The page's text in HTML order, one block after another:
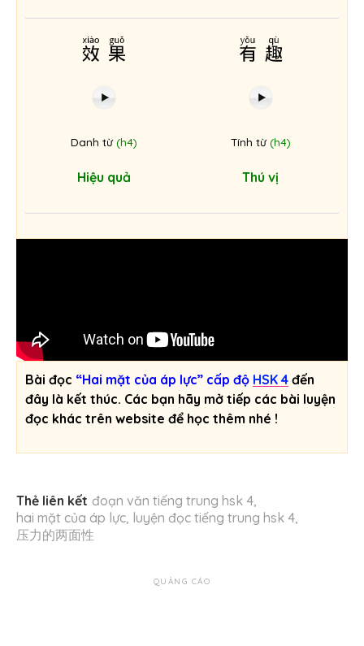
效果
Danh từ (h4)
Hiệu quả
有趣
Tính từ (h4)
Thú vị
Bài đọc “Hai mặt của áp lực” cấp độ HSK 4 đến
đây là kết thúc. Các bạn hãy mở tiếp các bài luyện
đọc khác trên website để học thêm nhé !
Thẻ liên kết đoạn văn tiếng trung hsk 4
hai mặt của áp lực luyện đọc tiếng trung hsk 4
压力的两面性
QUẢNG CÁO